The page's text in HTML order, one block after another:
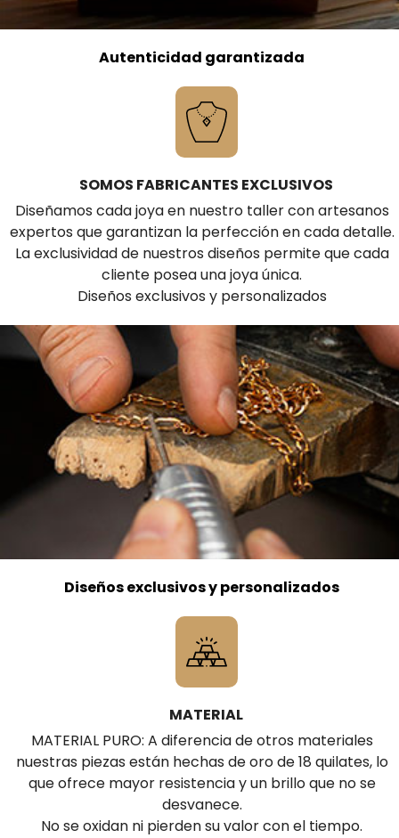
Autenticidad garantizada
SOMOS FABRICANTES EXCLUSIVOS
Diseñamos cada joya en nuestro taller con artesanos
expertos que garantizan la perfección en cada detalle.
La exclusividad de nuestros diseños permite que cada
cliente posea una joya única.
Diseños exclusivos y personalizados
Diseños exclusivos y personalizados
MATERIAL
MATERIAL PURO: A diferencia de otros materiales
nuestras piezas están hechas de oro de 18 quilates, lo
que ofrece mayor resistencia y un brillo que no se
desvanece.
No se oxidan ni pierden su valor con el tiempo.